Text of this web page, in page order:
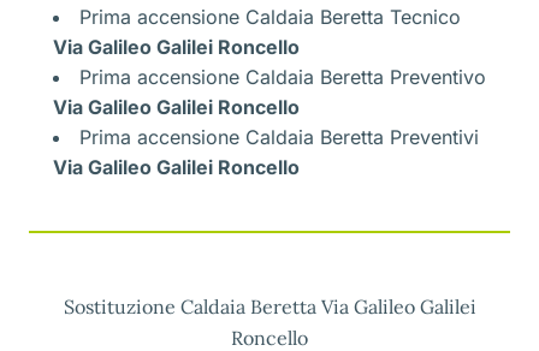
Prima accensione Caldaia Beretta Tecnico
Via Galileo Galilei Roncello
Prima accensione Caldaia Beretta Preventivo
Via Galileo Galilei Roncello
Prima accensione Caldaia Beretta Preventivi
Via Galileo Galilei Roncello
Sostituzione Caldaia Beretta Via Galileo Galilei
Roncello